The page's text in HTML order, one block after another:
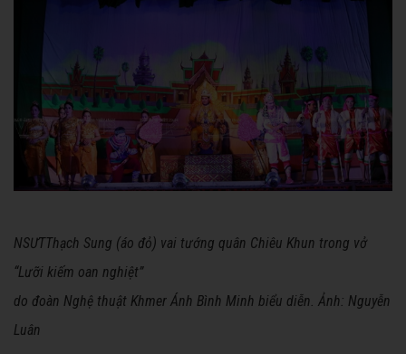
NSƯTThạch Sung (áo đỏ) vai tướng quân Chiêu Khun trong vở
“Lưỡi kiếm oan nghiệt”
do đoàn Nghệ thuật Khmer Ánh Bình Minh biểu diễn. Ảnh: Nguyễn
Luân